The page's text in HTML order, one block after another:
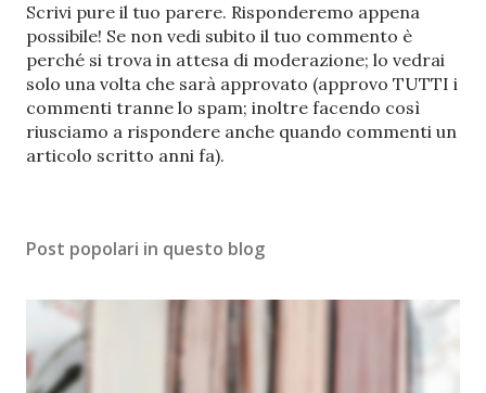
P
o
s
t
a
u
n
m
n
o
Scrivi pure il tuo parere. Risponderemo appena
possibile! Se non vedi subito il tuo commento è
perché si trova in attesa di moderazione; lo vedrai
solo una volta che sarà approvato (approvo TUTTI i
commenti tranne lo spam; inoltre facendo così
riusciamo a rispondere anche quando commenti un
articolo scritto anni fa).
Post popolari in questo blog